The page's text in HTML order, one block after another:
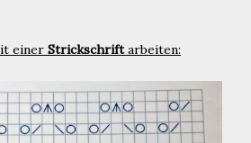
einer Strickschriftarbeiten: